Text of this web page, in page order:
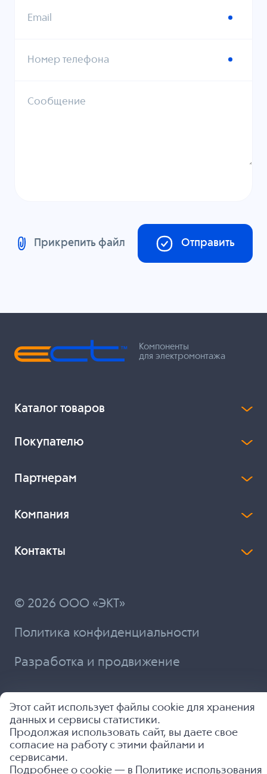
Email
Номер телефона
Сообщение
Прикрепить файл Отправить
Компоненты
для электромонтажа
Каталог товаров
Покупателю
Партнерам
Компания
Контакты
© 2026 ООО «ЭКТ»
Политика конфиденциальности
Разработка и продвижение
Этот сайт использует файлы cookie для хранения
данных и сервисы статистики.
Продолжая использовать сайт, вы даете свое
согласие на работу с этими файлами и
сервисами.
Подробнее о cookie — в
Политике использования